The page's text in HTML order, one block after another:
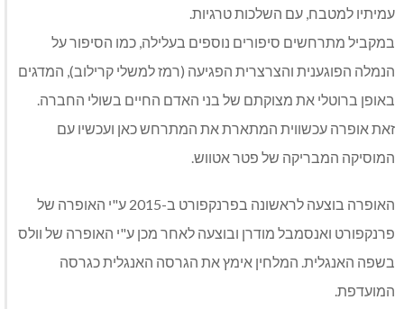
עמיתיו למטבח, עם השלכות טרגיות.
במקביל מתרחשים סיפורים נוספים בעלילה, כמו הסיפור על
הנמלה הפוגענית והצרצרית הפגיעה (רמז למשלי קרילוב), המדגים
באופן ברוטלי את מצוקתם של בני האדם החיים בשולי החברה.
זאת אופרה עכשווית המתארת את המתרחש כאן ועכשיו עם
המוסיקה המבריקה של פטר אטווש.
האופרה בוצעה לראשונה בפרנקפורט ב-2015 ע"י האופרה של
פרנקפורט ואנסמבל מודרן ובוצעה לאחר מכן ע"י האופרה של וולס
בשפה האנגלית. המלחין אימץ את הגרסה האנגלית כגרסה
המועדפת.